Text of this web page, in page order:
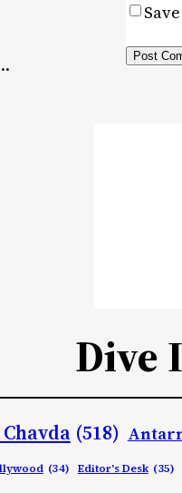
Dive
(518)
(34) Editor's Desk (35)